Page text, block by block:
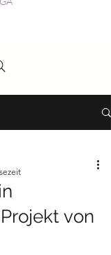
von